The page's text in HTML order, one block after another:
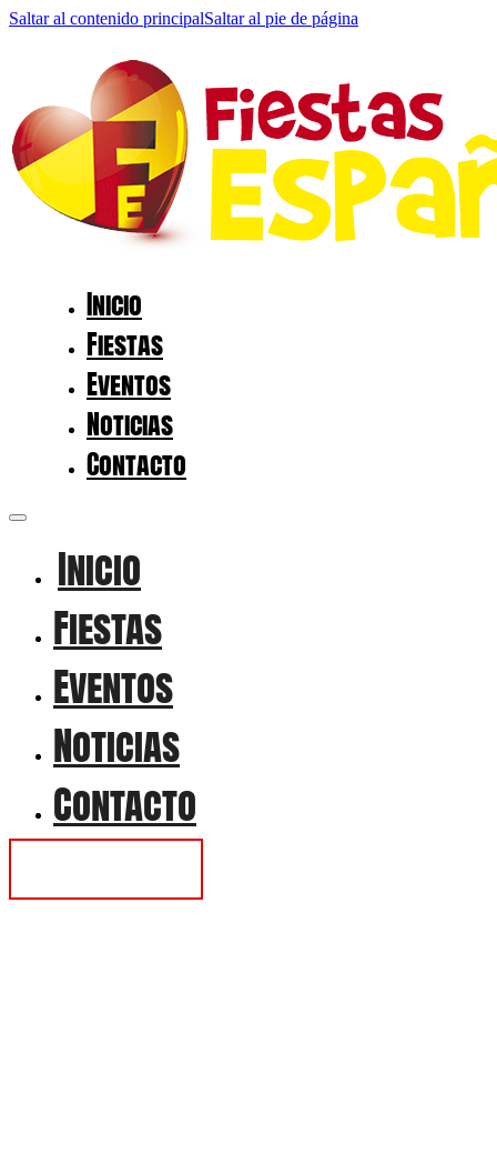
Saltar al contenido principalSaltar al pie de página
Inicio
Fiestas
Eventos
Noticias
Contacto
Inicio
Fiestas
Eventos
Noticias
Contacto